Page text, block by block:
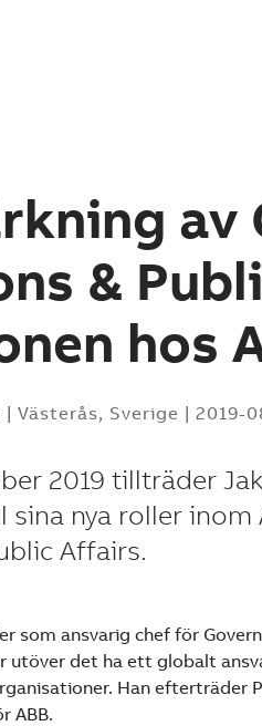
av
&
hos
| Västerås, Sverige | 2019-
2019 tillträder
sina nya roller
Affairs.
som ansvarig chef för
utöver det ha ett globalt
Han efterträder
ABB.